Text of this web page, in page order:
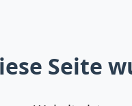
Seite